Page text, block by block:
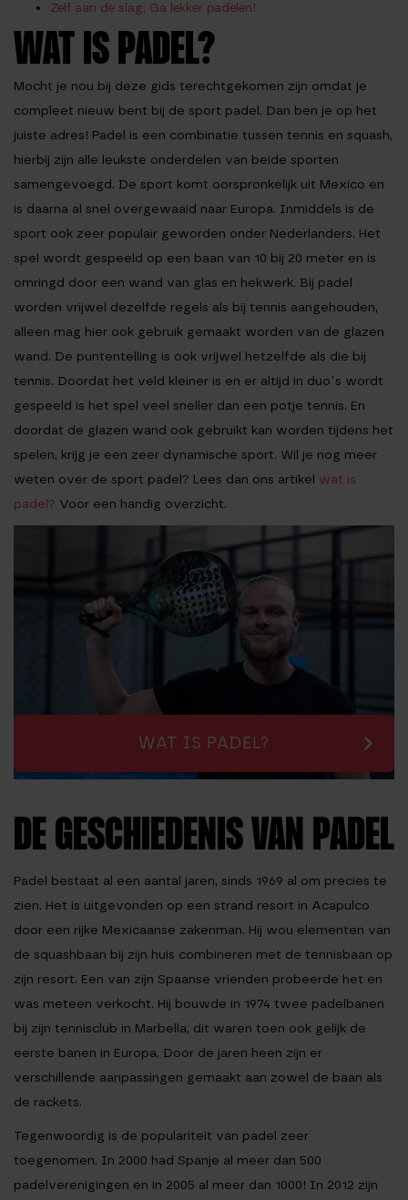
Zelf aan de slag; Ga lekker padelen!
WAT IS PADEL?
Mocht je nou bij deze gids terechtgekomen zijn omdat je
compleet nieuw bent bij de sport padel. Dan ben je op het
juiste adres! Padel is een combinatie tussen tennis en squash,
hierbij zijn alle leukste onderdelen van beide sporten
samengevoegd. De sport komt oorspronkelijk uit Mexico en
is daarna al snel overgewaaid naar Europa. Inmiddels is de
sport ook zeer populair geworden onder Nederlanders. Het
spel wordt gespeeld op een baan van 10 bij 20 meter en is
omringd door een wand van glas en hekwerk. Bij padel
worden vrijwel dezelfde regels als bij tennis aangehouden,
alleen mag hier ook gebruik gemaakt worden van de glazen
wand. De puntentelling is ook vrijwel hetzelfde als die bij
tennis. Doordat het veld kleiner is en er altijd in duo’s wordt
gespeeld is het spel veel sneller dan een potje tennis. En
doordat de glazen wand ook gebruikt kan worden tijdens het
spelen, krijg je een zeer dynamische sport. Wil je nog meer
weten over de sport padel? Lees dan ons artikel wat is
padel? Voor een handig overzicht.
WAT IS PADEL?
DE GESCHIEDENIS VAN PADEL
Padel bestaat al een aantal jaren, sinds 1969 al om precies te
zien. Het is uitgevonden op een strand resort in Acapulco
door een rijke Mexicaanse zakenman. Hij wou elementen van
de squashbaan bij zijn huis combineren met de tennisbaan op
zijn resort. Een van zijn Spaanse vrienden probeerde het en
was meteen verkocht. Hij bouwde in 1974 twee padelbanen
bij zijn tennisclub in Marbella, dit waren toen ook gelijk de
eerste banen in Europa. Door de jaren heen zijn er
verschillende aanpassingen gemaakt aan zowel de baan als
de rackets.
Tegenwoordig is de populariteit van padel zeer
toegenomen. In 2000 had Spanje al meer dan 500
padelverenigingen en in 2005 al meer dan 1000! In 2012 zijn